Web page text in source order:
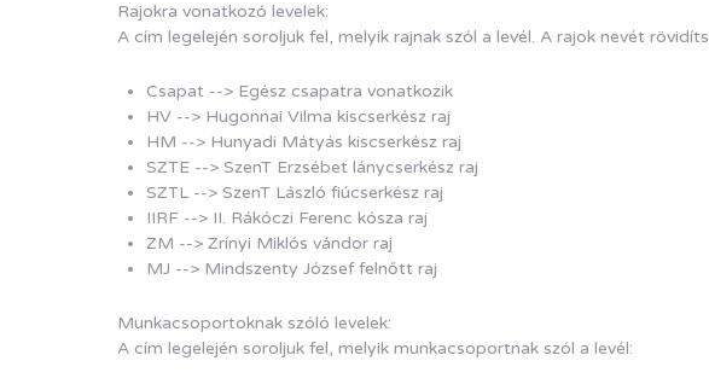
Rajokra vonatkozó levelek:
A cím legelején soroljuk fel, melyik rajnak szól a levél. A rajok nevét
Csapat --> Egész csapatra vonatkozik
HV --> Hugonnai Vilma kiscserkész raj
HM --> Hunyadi Mátyás kiscserkész raj
SZTE --> SzenT Erzsébet lánycserkész raj
SZTL --> SzenT László fiúcserkész raj
IIRF --> II. Rákóczi Ferenc kósza raj
ZM --> Zrínyi Miklós vándor raj
MJ --> Mindszenty József felnőtt raj
Munkacsoportoknak szóló levelek:
A cím legelején soroljuk fel, melyik munkacsoportnak szól a levél: